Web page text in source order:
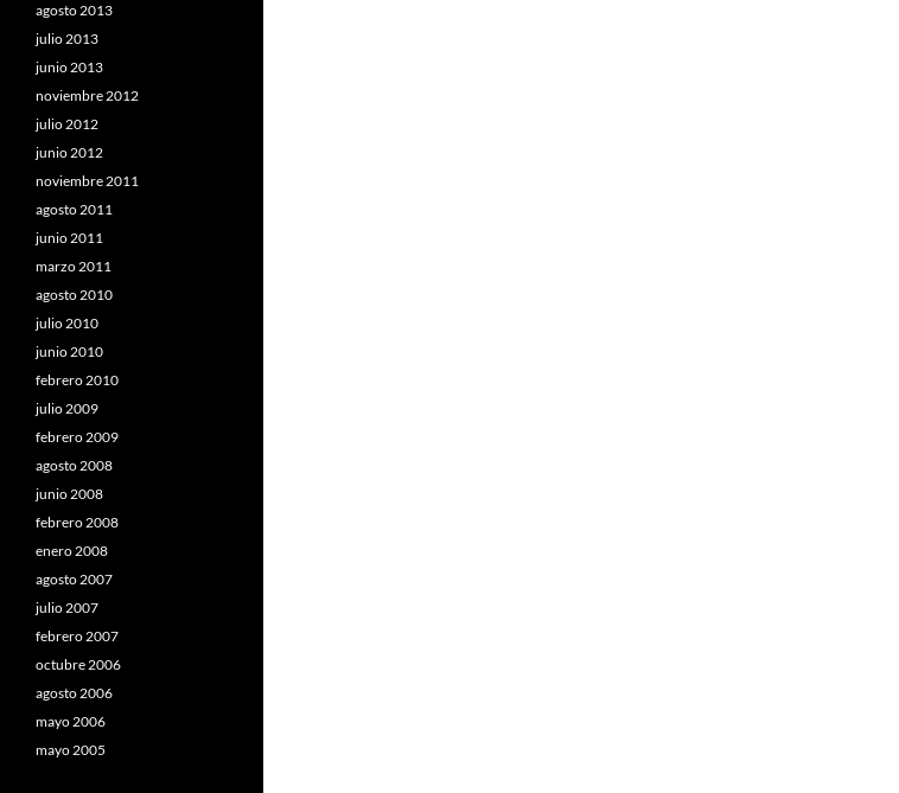
agosto 2013
julio 2013
junio 2013
noviembre 2012
julio 2012
junio 2012
noviembre 2011
agosto 2011
junio 2011
marzo 2011
agosto 2010
julio 2010
junio 2010
febrero 2010
julio 2009
febrero 2009
agosto 2008
junio 2008
febrero 2008
enero 2008
agosto 2007
julio 2007
febrero 2007
octubre 2006
agosto 2006
mayo 2006
mayo 2005